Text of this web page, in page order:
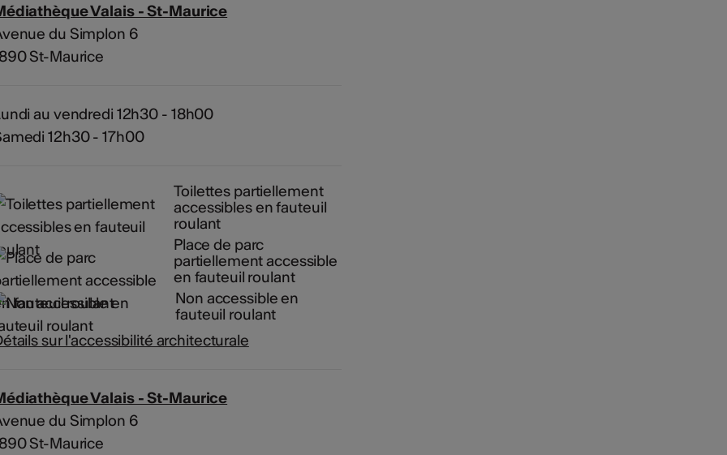
Valais - St-Maurice
du Simplon 6
St-Maurice
au vendredi 12h30 - 18h00
12h30 - 17h00
Toilettes partiellement
accessibles en fauteuil
roulant
Place de parc
partiellement accessible
en fauteuil roulant
Non accessible en
fauteuil roulant
sur l'accessibilité architecturale
Valais - St-Maurice
du Simplon 6
St-Maurice